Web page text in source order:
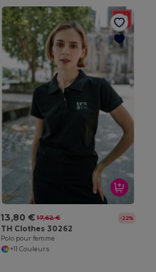
13,80 € 17,62 € -22%
TH Clothes 30262
Polo pour femme
+11 Couleurs